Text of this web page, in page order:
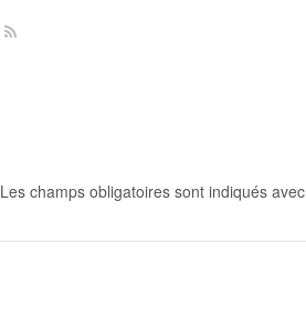
Les champs obligatoires sont indiqués avec